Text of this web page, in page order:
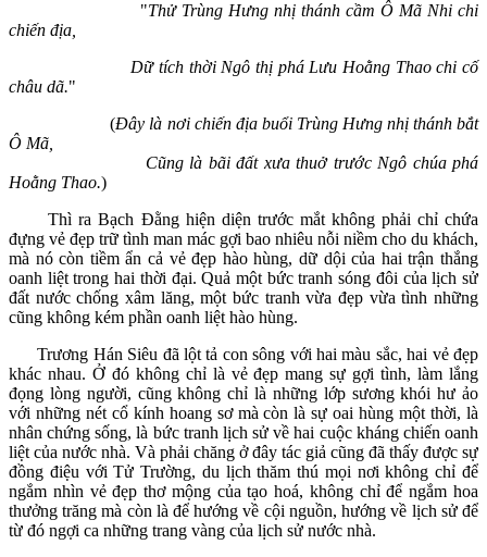
"Thử Trùng Hưng nhị thánh cầm Ô Mã Nhi chi
chiến địa,
Dữ tích thời Ngô thị phá Lưu Hoằng Thao chi cố
châu dã."
(Đây là nơi chiến địa buổi Trùng Hưng nhị thánh bắt
Ô Mã,
Cũng là bãi đất xưa thuở trước Ngô chúa phá
Hoằng Thao.)
Thì ra Bạch Đằng hiện diện trước mắt không phải chỉ chứa
đựng vẻ đẹp trữ tình man mác gợi bao nhiêu nỗi niềm cho du khách,
mà nó còn tiềm ẩn cả vẻ đẹp hào hùng, dữ dội của hai trận thắng
oanh liệt trong hai thời đại. Quả một bức tranh sóng đôi của lịch sử
đất nước chống xâm lăng, một bức tranh vừa đẹp vừa tình những
cũng không kém phần oanh liệt hào hùng.
Trương Hán Siêu đã lột tả con sông với hai màu sắc, hai vẻ đẹp
khác nhau. Ở đó không chỉ là vẻ đẹp mang sự gợi tình, làm lắng
đọng lòng người, cũng không chỉ là những lớp sương khói hư ảo
với những nét cổ kính hoang sơ mà còn là sự oai hùng một thời, là
nhân chứng sống, là bức tranh lịch sử về hai cuộc kháng chiến oanh
liệt của nước nhà. Và phải chăng ở đây tác giả cũng đã thấy được sự
đồng điệu với Tử Trường, du lịch thăm thú mọi nơi không chỉ để
ngắm nhìn vẻ đẹp thơ mộng của tạo hoá, không chỉ để ngắm hoa
thưởng trăng mà còn là để hướng về cội nguồn, hướng về lịch sử để
từ đó ngợi ca những trang vàng của lịch sử nước nhà.